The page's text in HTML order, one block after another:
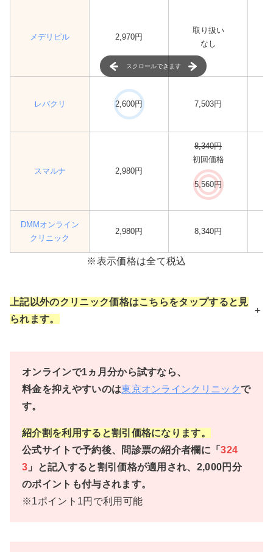
メデリピル 2,970円
取り扱い
なし
レバクリ 2,600円 7,503円
スマルナ 2,980円
8,340円
初回価格
5,560円
DMMオンライン
クリニック
2,980円 8,340円
スクロールできます
※表示価格は全て税込
上記以外のクリニック価格はこちらをタップすると見
られます。
+
オンラインで1ヵ月分から試すなら、
料金を抑えやすいのは東京オンラインクリニックで
す。
紹介割を利用すると割引価格になります。
公式サイトで予約後、問診票の紹介者欄に「324
3 」と記入すると割引価格が適用され、2,000円分
のポイントも付与されます。
※1ポイント1円で利用可能